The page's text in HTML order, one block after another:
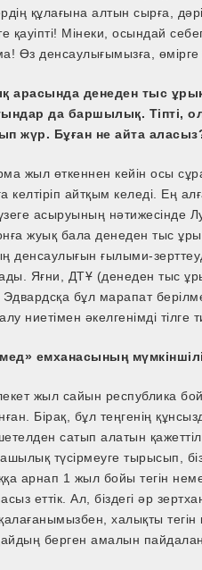
құлағына алтын сырға,
қауіпті! Мінеки, осындай
Өз денсаулығымызға, өмірге
арасында денеден тыс
да баршылық. Тіпті,
жүр. Бұған не айта
жыл өткеннен кейін осы
келтіріп айтқым келеді. Ең
асыруының нәтижесінде
жуық бала денеден тыс
денсаулығын ғылыми-
Яғни, ДТҰ (денеден тыс
бұл марапат
ниетімен әкелгенімді тілге
емханасының
жыл сайын республика
Бірақ, бұл теңгенің
сатып алатын
түсірмеуге тырысып,
арнап 1 жыл бойы тегін
еттік. Ал, біздегі әр
халықты
берген амалын